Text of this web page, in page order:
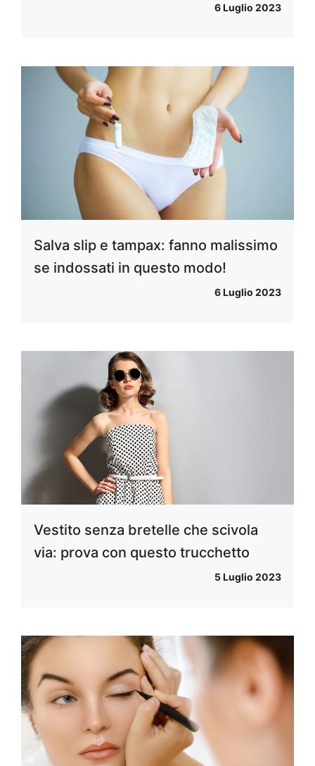
6 Luglio 2023
Salva slip e tampax: fanno malissimo
se indossati in questo modo!
6 Luglio 2023
Vestito senza bretelle che scivola
via: prova con questo trucchetto
5 Luglio 2023